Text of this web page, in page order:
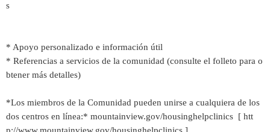
s
* Apoyo personalizado e información útil
* Referencias a servicios de la comunidad (consulte el folleto para o
btener más detalles)
*Los miembros de la Comunidad pueden unirse a cualquiera de los
dos centros en línea:* mountainview.gov/housinghelpclinics [ htt